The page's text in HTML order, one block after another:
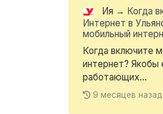
Ия → Когда
Интернет в
мобильный
Когда включите
интернет? Якобы
работающих...
9 месяцев назад